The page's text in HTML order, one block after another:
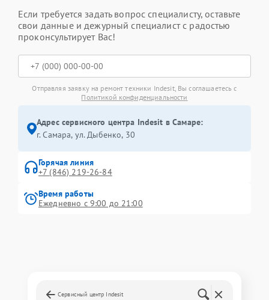
Если требуется задать вопрос специалисту, оставьте
свои данные и дежурный специалист с радостью
проконсультирует Вас!
Отправляя заявку на ремонт техники Indesit, Вы соглашаетесь с
Политикой конфиденциальности
Адрес сервисного центра Indesit в Самаре:
г. Самара, ул. Дыбенко, 30
Горячая линия
+7 (846) 219-26-84
Время работы
Ежедневно с 9:00 до 21:00
Сервисный центр Indesit